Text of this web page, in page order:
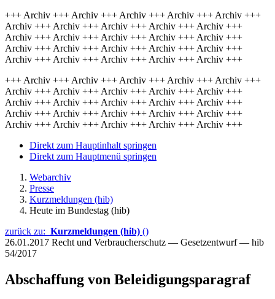
+++ Archiv +++ Archiv +++ Archiv +++ Archiv +++ Archiv +++
Archiv +++ Archiv +++ Archiv +++ Archiv +++ Archiv +++
Archiv +++ Archiv +++ Archiv +++ Archiv +++ Archiv +++
Archiv +++ Archiv +++ Archiv +++ Archiv +++ Archiv +++
Archiv +++ Archiv +++ Archiv +++ Archiv +++ Archiv +++
+++ Archiv +++ Archiv +++ Archiv +++ Archiv +++ Archiv +++
Archiv +++ Archiv +++ Archiv +++ Archiv +++ Archiv +++
Archiv +++ Archiv +++ Archiv +++ Archiv +++ Archiv +++
Archiv +++ Archiv +++ Archiv +++ Archiv +++ Archiv +++
Archiv +++ Archiv +++ Archiv +++ Archiv +++ Archiv +++
Direkt zum Hauptinhalt springen
Direkt zum Hauptmenü springen
Webarchiv
Presse
Kurzmeldungen (hib)
Heute im Bundestag (hib)
zurück zu: Kurzmeldungen (hib) ()
26.01.2017 Recht und Verbraucherschutz — Gesetzentwurf — hib
54/2017
Abschaffung von Beleidigungsparagraf